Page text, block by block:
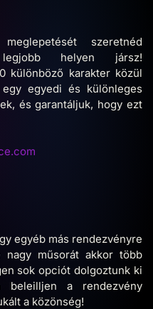
szeretnéd
helyen jársz!
különböző karakter közül
egyedi és különleges
és garantáljuk, hogy ezt
egyéb más rendezvényre
műsorát akkor több
sok opciót dolgoztunk ki
beleilljen a rendezvény
a közönség!